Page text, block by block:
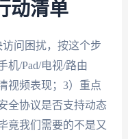
动清单
问困扰，按这个步
机/Pad/电视/路由
视频表现；3）重点
全协议是否支持动态
竟我们需要的不是又